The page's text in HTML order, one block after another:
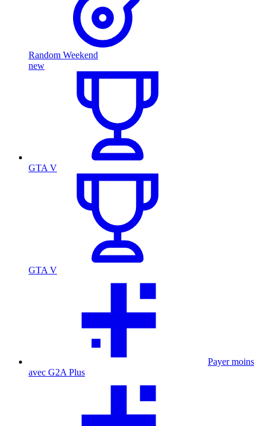
Random Weekend
new
GTA V
GTA V
Payer moins
avec G2A Plus